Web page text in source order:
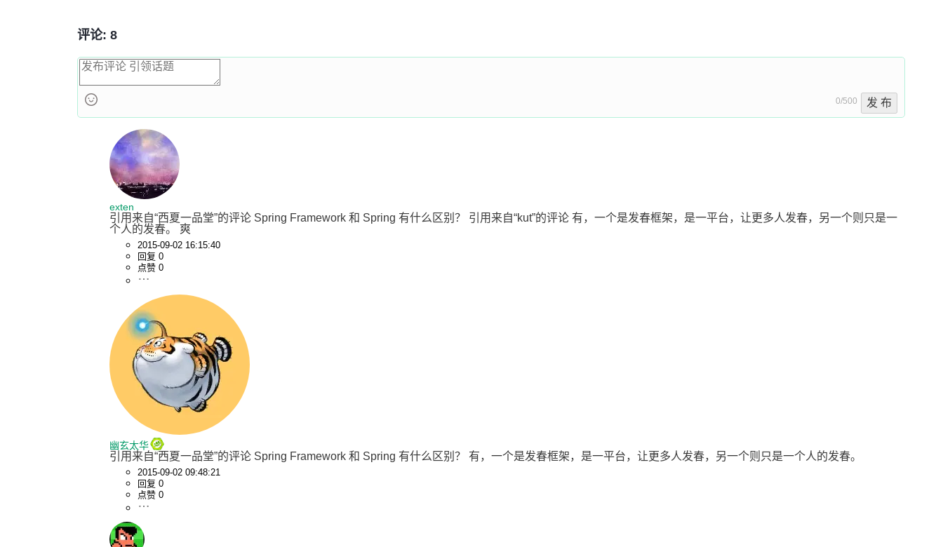
评论: 8
0/500 发 布
exten
引用来自“西夏一品堂”的评论 Spring Framework 和 Spring 有什么区别？ 引用来自“kut”的评论 有，一个是发春框架，是一平台，让更多人发春，另一个则只是一
个人的发春。 爽
2015-09-02 16:15:40
回复 0
点赞 0
幽玄太华
引用来自“西夏一品堂”的评论 Spring Framework 和 Spring 有什么区别？ 有，一个是发春框架，是一平台，让更多人发春，另一个则只是一个人的发春。
2015-09-02 09:48:21
回复 0
点赞 0